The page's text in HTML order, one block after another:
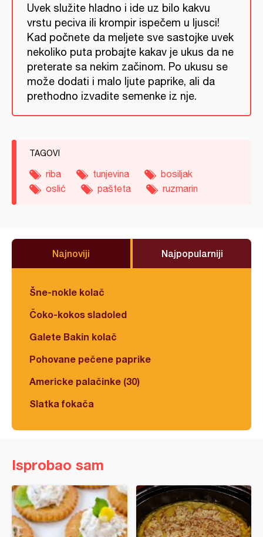
Uvek služite hladno i ide uz bilo kakvu
vrstu peciva ili krompir ispečem u ljusci!
Kad počnete da meljete sve sastojke uvek
nekoliko puta probajte kakav je ukus da ne
preterate sa nekim začinom. Po ukusu se
može dodati i malo ljute paprike, ali da
prethodno izvadite semenke iz nje.
TAGOVI
riba tunjevina
bosiljak
oslić
pašteta ruzmarin
Najnoviji Najpopularniji
Šne-nokle kolač
Čoko-kokos sladoled
Galete Bakin kolač
Pohovane pečene paprike
Americke palačinke (30)
Slatka fokača
Isprobao sam